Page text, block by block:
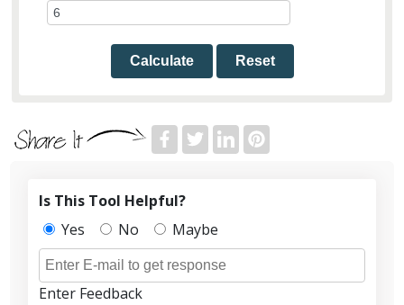
Calculate Reset
Is This Tool Helpful?
Yes
No Maybe
Enter Feedback